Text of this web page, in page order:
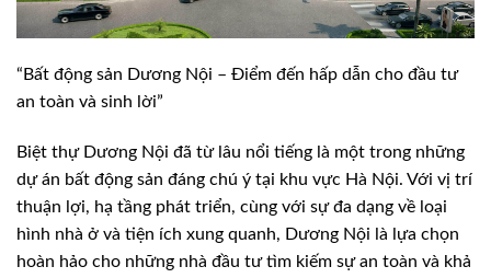
“Bất động sản Dương Nội – Điểm đến hấp dẫn cho đầu tư
an toàn và sinh lời”
Biệt thự Dương Nội đã từ lâu nổi tiếng là một trong những
dự án bất động sản đáng chú ý tại khu vực Hà Nội. Với vị trí
thuận lợi, hạ tầng phát triển, cùng với sự đa dạng về loại
hình nhà ở và tiện ích xung quanh, Dương Nội là lựa chọn
hoàn hảo cho những nhà đầu tư tìm kiếm sự an toàn và khả